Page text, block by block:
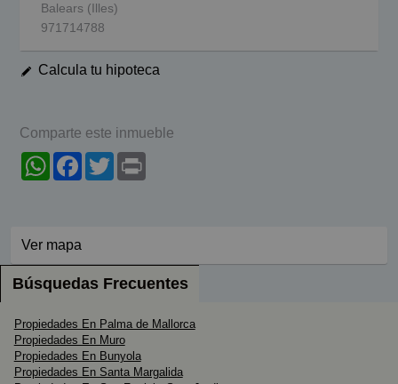
Balears (Illes)
971714788
Calcula tu hipoteca
Comparte este inmueble
WhatsAppFacebook
Twitter
Ver mapa
Búsquedas Frecuentes
Propiedades En Palma de Mallorca
Propiedades En Muro
Propiedades En Bunyola
Propiedades En Santa Margalida